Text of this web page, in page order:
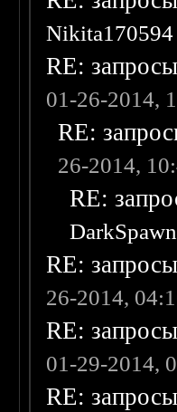
Nikita170594
RE:
01-26-2014,
RE:
26-2014,
RE:
DarkSpawn
RE:
26-2014,
RE:
01-29-2014,
RE: